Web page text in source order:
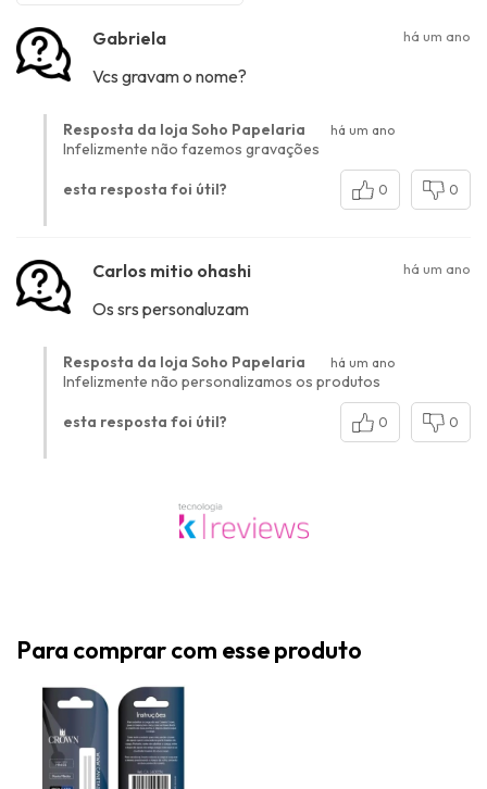
Gabriela há um ano
Vcs gravam o nome?
Resposta da loja Soho Papelaria há um ano
Infelizmente não fazemos gravações
esta resposta foi útil? 0 0
Carlos mitio ohashi há um ano
Os srs personaluzam
Resposta da loja Soho Papelaria há um ano
Infelizmente não personalizamos os produtos
esta resposta foi útil? 0 0
Para comprar com esse produto